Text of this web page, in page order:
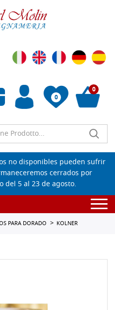
0
vacía
0
no disponibles pueden sufrir
cerrados por
del 5 al 23 de agosto.
PARA DORADO KOLNER